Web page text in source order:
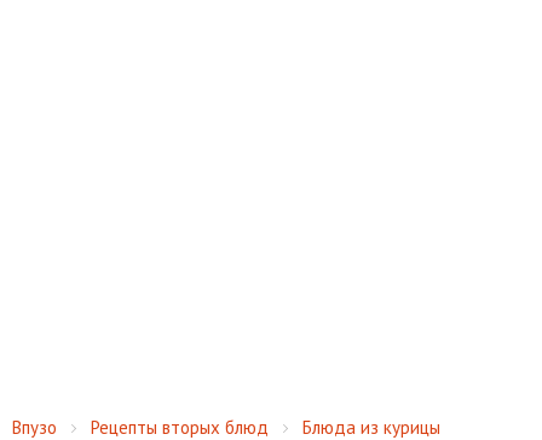
Впузо Рецепты вторых блюд
Блюда из курицы